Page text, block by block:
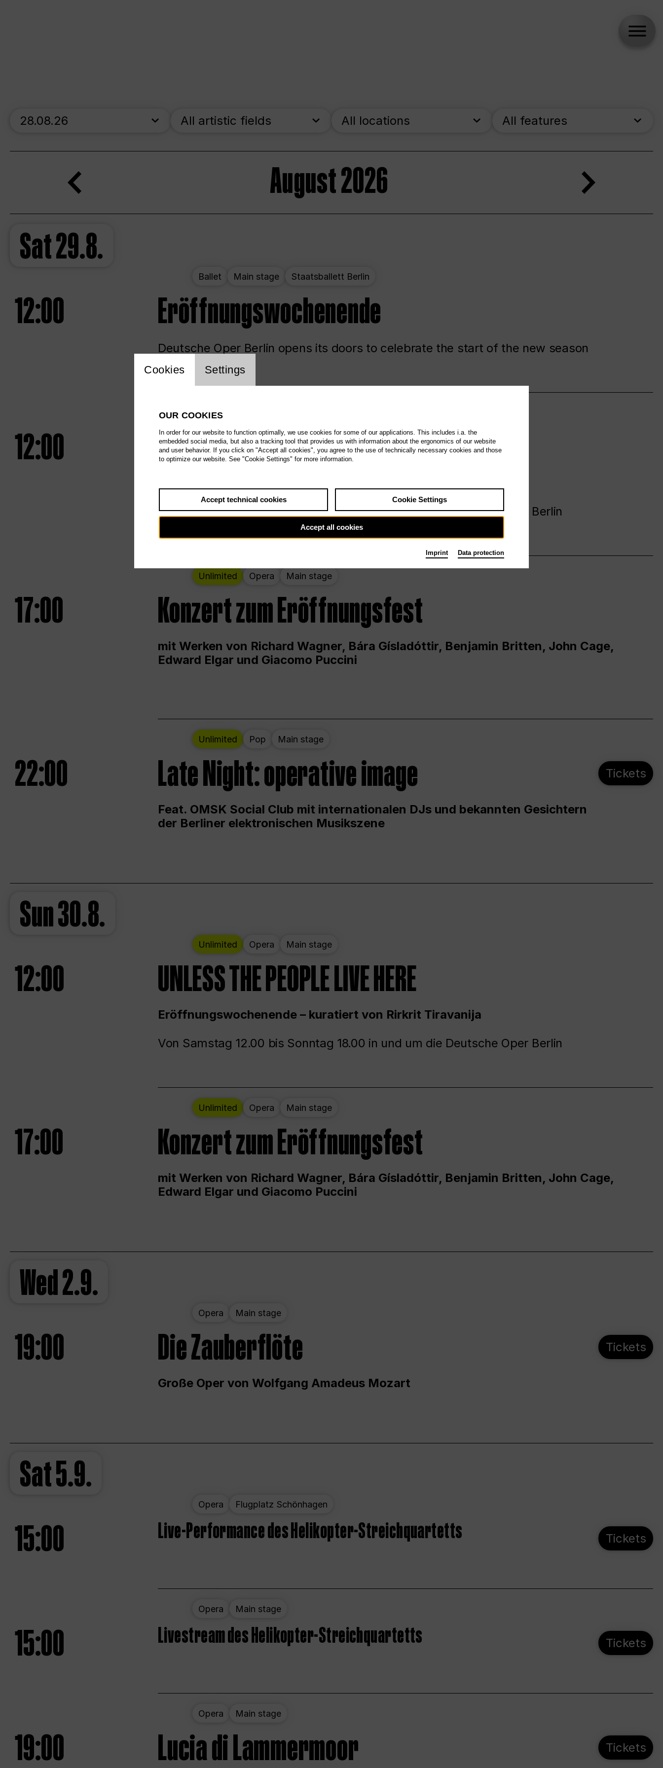
skip_calendar_timeline
Search
All artistic fields All locations All features
August 2026
Sat29.8.
Ballet Main stage Staatsballett Berlin
12:00 Eröffnungswochenende
Deutsche Oper Berlin opens its doors to celebrate the start of the new season
Unlimited
12:00 UNLESS THE PEOPLE LIVE HERE
Von Samstag 12.00 bis Sonntag 18.00 in und um die Deutsche Oper Berlin
Unlimited Opera Main stage
17:00 Konzert zum Eröffnungsfest
mit Werken von Richard Wagner, Bára Gísladóttir, Benjamin Britten, John Cage,
Edward Elgar und Giacomo Puccini
Unlimited Pop Main stage
22:00 Late Night: operative image
Feat. OMSK Social Club mit internationalen DJs und bekannten Gesichtern
der Berliner elektronischen Musikszene
Tickets
Sun30.8.
Unlimited Opera Main stage
12:00 UNLESS THE PEOPLE LIVE HERE
Eröffnungswochenende – kuratiert von Rirkrit Tiravanija
Von Samstag 12.00 bis Sonntag 18.00 in und um die Deutsche Oper Berlin
Unlimited Opera Main stage
17:00 Konzert zum Eröffnungsfest
mit Werken von Richard Wagner, Bára Gísladóttir, Benjamin Britten, John Cage,
Edward Elgar und Giacomo Puccini
Wed2.9.
Opera Main stage
19:00 Die Zauberflöte
Große Oper von Wolfgang Amadeus Mozart
Tickets
Sat5.9.
Opera Flugplatz Schönhagen
15:00 Live-Performance des Helikopter-Streichquartetts Tickets
Opera Main stage
15:00 Livestream des Helikopter-Streichquartetts Tickets
Opera Main stage
19:00 Lucia di Lammermoor Tickets
Website cookie setting
Cookies Settings
OUR COOKIES
In order for our website to function optimally, we use cookies for some of our applications. This includes i.a. the
embedded social media, but also a tracking tool that provides us with information about the ergonomics of our website
and user behavior. If you click on "Accept all cookies", you agree to the use of technically necessary cookies and those
to optimize our website. See "Cookie Settings" for more information.
Accept technical cookies Cookie Settings
Accept all cookies
Imprint Data protection